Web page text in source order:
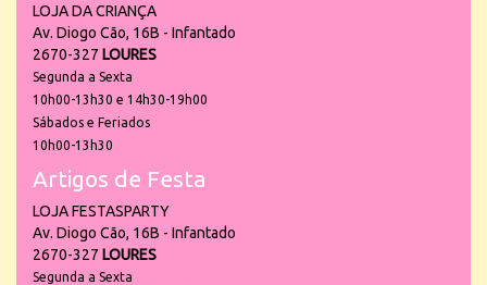
LOJA DA CRIANÇA
Av. Diogo Cão, 16B - Infantado
2670-327 LOURES
Segunda a Sexta
10h00-13h30 e 14h30-19h00
Sábados e Feriados
10h00-13h30
Artigos de Festa
LOJA FESTASPARTY
Av. Diogo Cão, 16B - Infantado
2670-327 LOURES
Segunda a Sexta